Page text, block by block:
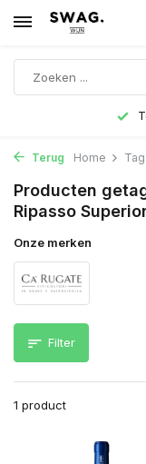
Terug Home
Producten
Ripasso
Onze merken
Filter
1 product